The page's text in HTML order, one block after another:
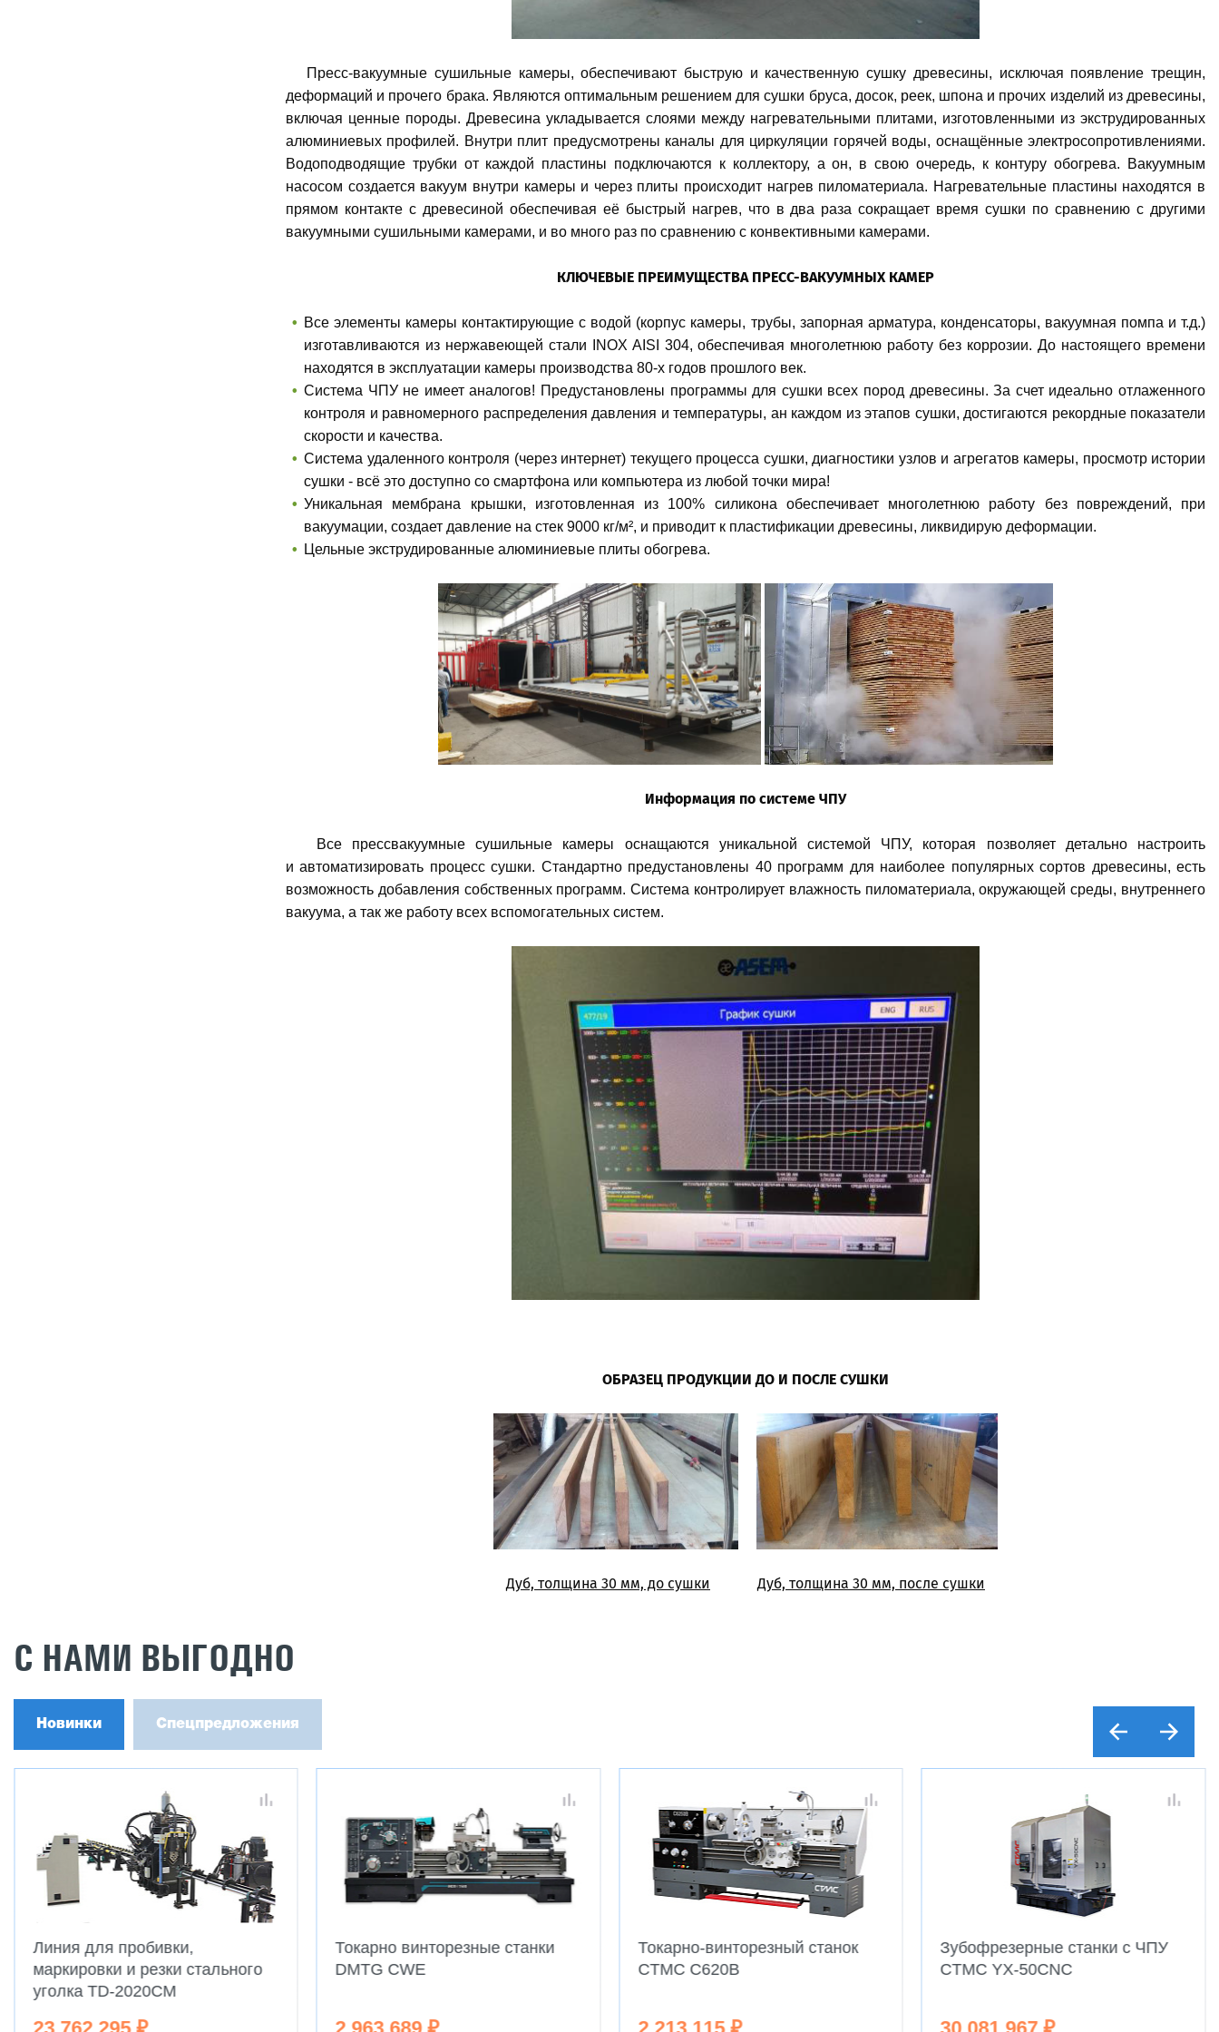
Пресс-вакуумные сушильные камеры, обеспечивают быструю и качественную сушку древесины, исключая появление трещин,
деформаций и прочего брака. Являются оптимальным решением для сушки бруса, досок, реек, шпона и прочих изделий из древесины,
включая ценные породы. Древесина укладывается слоями между нагревательными плитами, изготовленными из экструдированных
алюминиевых профилей. Внутри плит предусмотрены каналы для циркуляции горячей воды, оснащённые электросопротивлениями.
Водоподводящие трубки от каждой пластины подключаются к коллектору, а он, в свою очередь, к контуру обогрева. Вакуумным
насосом создается вакуум внутри камеры и через плиты происходит нагрев пиломатериала. Нагревательные пластины находятся в
прямом контакте с древесиной обеспечивая её быстрый нагрев, что в два раза сокращает время сушки по сравнению с другими
вакуумными сушильными камерами, и во много раз по сравнению с конвективными камерами.
КЛЮЧЕВЫЕ ПРЕИМУЩЕСТВА ПРЕСС-ВАКУУМНЫХ КАМЕР
Все элементы камеры контактирующие с водой (корпус камеры, трубы, запорная арматура, конденсаторы, вакуумная помпа и т.д.)
изготавливаются из нержавеющей стали INOX AISI 304, обеспечивая многолетнюю работу без коррозии. До настоящего времени
находятся в эксплуатации камеры производства 80-х годов прошлого век.
Система ЧПУ не имеет аналогов! Предустановлены программы для сушки всех пород древесины. За счет идеально отлаженного
контроля и равномерного распределения давления и температуры, ан каждом из этапов сушки, достигаются рекордные показатели
скорости и качества.
Система удаленного контроля (через интернет) текущего процесса сушки, диагностики узлов и агрегатов камеры, просмотр истории
сушки - всё это доступно со смартфона или компьютера из любой точки мира!
Уникальная мембрана крышки, изготовленная из 100% силикона обеспечивает многолетнюю работу без повреждений, при
вакуумации, создает давление на стек 9000 кг/м², и приводит к пластификации древесины, ликвидирую деформации.
Цельные экструдированные алюминиевые плиты обогрева.
Информация по системе ЧПУ
Все прессвакуумные сушильные камеры оснащаются уникальной системой ЧПУ, которая позволяет детально настроить
и автоматизировать процесс сушки. Стандартно предустановлены 40 программ для наиболее популярных сортов древесины, есть
возможность добавления собственных программ. Система контролирует влажность пиломатериала, окружающей среды, внутреннего
вакуума, а так же работу всех вспомогательных систем.
ОБРАЗЕЦ ПРОДУКЦИИ ДО И ПОСЛЕ СУШКИ
Дуб, толщина 30 мм, до сушки Дуб, толщина 30 мм, после сушки
С НАМИ ВЫГОДНО
Новинки Спецпредложения
Линия для пробивки,
маркировки и резки стального
уголка TD-2020CM
Токарно винторезные станки
DMTG CWE
Токарно-винторезный станок
CTMC C620B
Зубофрезерные станки с ЧПУ
CTMC YX-50CNC